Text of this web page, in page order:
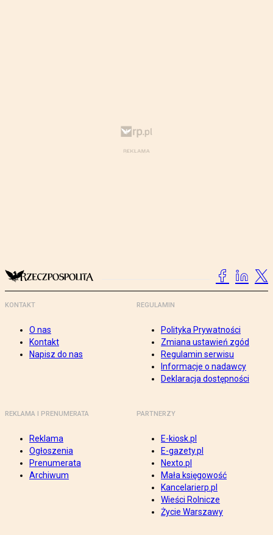
KONTAKT
O nas
Kontakt
Napisz do nas
REGULAMIN
Polityka Prywatności
Zmiana ustawień zgód
Regulamin serwisu
Informacje o nadawcy
Deklaracja dostępności
REKLAMA I PRENUMERATA
Reklama
Ogłoszenia
Prenumerata
Archiwum
PARTNERZY
E-kiosk.pl
E-gazety.pl
Nexto.pl
Mała księgowość
Kancelarierp.pl
Wieści Rolnicze
Życie Warszawy